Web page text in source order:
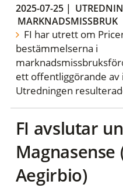
2025-07-25|
MARKNADSMISSBRUK
FI har utrett om
bestämmelserna i
ett offentliggörande
Utredningen
FI avslutar
Aegirbio)